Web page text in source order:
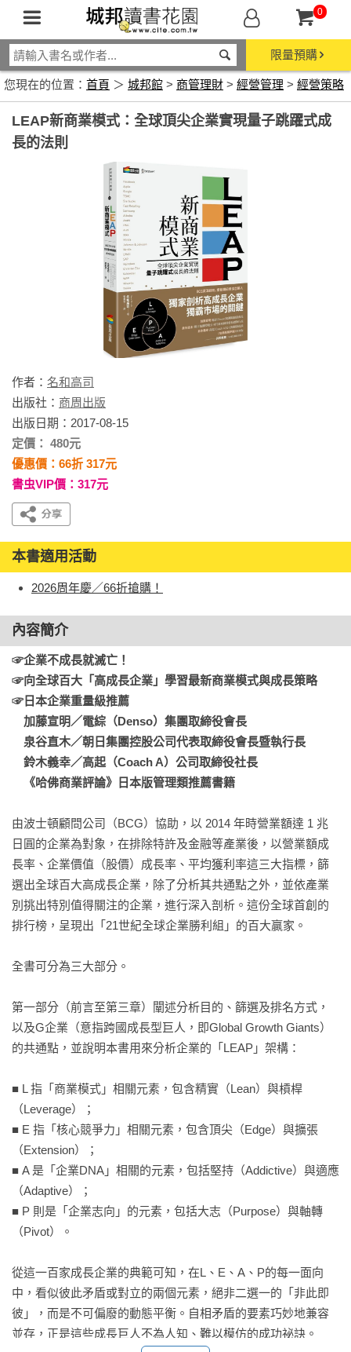
0
限量預購
您現在的位置： 首頁 ＞ 城邦館 > 商管理財 > 經營管理 > 經營策略
LEAP新商業模式：全球頂尖企業實現量子跳躍式成
長的法則
作者： 名和高司
出版社： 商周出版
出版日期：2017-08-15
定價： 480元
優惠價：66折 317元
書虫VIP價：317元
本書適用活動
2026周年慶／66折搶購！
內容簡介
☞企業不成長就滅亡！
☞向全球百大「高成長企業」學習最新商業模式與成長策略
☞日本企業重量級推薦
加藤宣明／電綜（Denso）集團取締役會長
泉谷直木／朝日集團控股公司代表取締役會長暨執行長
鈴木義幸／高起（Coach A）公司取締役社長
《哈佛商業評論》日本版管理類推薦書籍
由波士頓顧問公司（BCG）協助，以 2014 年時營業額達 1 兆
日圓的企業為對象，在排除特許及金融等產業後，以營業額成
長率、企業價值（股價）成長率、平均獲利率這三大指標，篩
選出全球百大高成長企業，除了分析其共通點之外，並依產業
別挑出特別值得關注的企業，進行深入剖析。這份全球首創的
排行榜，呈現出「21世紀全球企業勝利組」的百大贏家。
全書可分為三大部分。
第一部分（前言至第三章）闡述分析目的、篩選及排名方式，
以及G企業（意指跨國成長型巨人，即Global Growth Giants）
的共通點，並說明本書用來分析企業的「LEAP」架構：
■ L 指「商業模式」相關元素，包含精實（Lean）與槓桿
（Leverage）；
■ E 指「核心競爭力」相關元素，包含頂尖（Edge）與擴張
（Extension）；
■ A 是「企業DNA」相關的元素，包括堅持（Addictive）與適應
（Adaptive）；
■ P 則是「企業志向」的元素，包括大志（Purpose）與軸轉
（Pivot）。
從這一百家成長企業的典範可知，在L、E、A、P的每一面向
中，看似彼此矛盾或對立的兩個元素，絕非二選一的「非此即
彼」，而是不可偏廢的動態平衡。自相矛盾的要素巧妙地兼容
並存，正是這些成長巨人不為人知、難以模仿的成功祕訣。